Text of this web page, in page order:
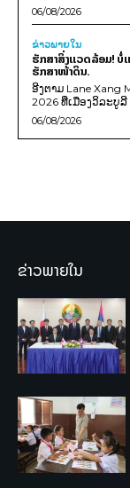
06/08/2026
ຂ່າວພາຍ​ໃນ
ຮັກສາສິ່ງແວດລ້ອມ!
ຮັກສາໜ້າດິນ.
ອີງຕາມ Lane Xang
2026 ທີ່ເມືອງວິລະບູລີ
06/08/2026
ຂ່າວພາຍໃນ